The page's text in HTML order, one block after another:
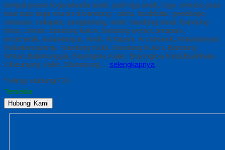
tempat pesan toga wisuda anak, jual toga anak, toga, wisuda, jasa
buat baju toga murah di bandung : cibiru, buahbatu, gedebage,
sukasari, sukajadi, ujungberung, andir, bandung barat, bandung
timur, cimahi, bandung kulon, bandung wetan, antapani,
arcamanik, astanaanyar, Andir, Antapani, Arcamanik, Astanaanyar,
Babakanciparay, Bandung Kidul, Bandung Kulon, Bandung
Wetan,Batununggal, Bojongloa Kaler, Bojongloa Kidul,Buahbatu,
Cibeunying Kaler, Cibeunying… selengkapnya
*Harga Hubungi CS
Tersedia
Hubungi Kami